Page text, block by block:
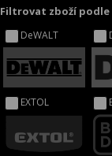
Filtrovat zboží podle
DeWALT
EXTOL